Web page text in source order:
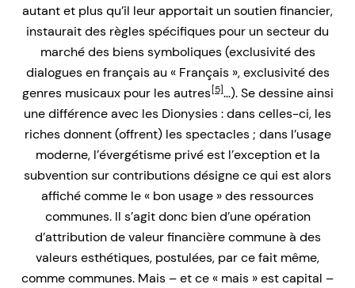
autant et plus qu’il leur apportait un soutien financier,
instaurait des règles spécifiques pour un secteur du
marché des biens symboliques (exclusivité des
dialogues en français au « Français », exclusivité des
genres musicaux pour les autres[5]…). Se dessine ainsi
une différence avec les Dionysies : dans celles-ci, les
riches donnent (offrent) les spectacles ; dans l’usage
moderne, l’évergétisme privé est l’exception et la
subvention sur contributions désigne ce qui est alors
affiché comme le « bon usage » des ressources
communes. Il s’agit donc bien d’une opération
d’attribution de valeur financière commune à des
valeurs esthétiques, postulées, par ce fait même,
comme communes. Mais – et ce « mais » est capital –